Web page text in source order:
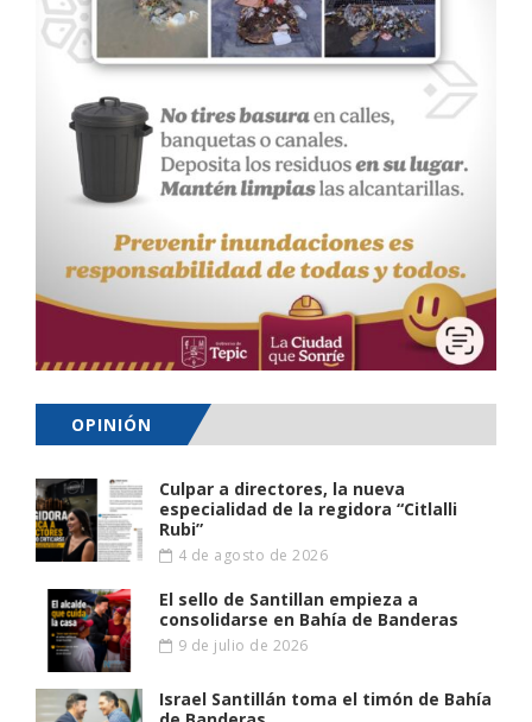
OPINIÓN
Culpar a directores, la nueva
especialidad de la regidora “Citlalli
Rubi”
4 de agosto de 2026
El sello de Santillan empieza a
consolidarse en Bahía de Banderas
9 de julio de 2026
Israel Santillán toma el timón de Bahía